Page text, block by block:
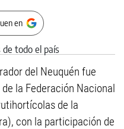
en
del Neuquén fue
la Federación Nacional
de la
con la participación de